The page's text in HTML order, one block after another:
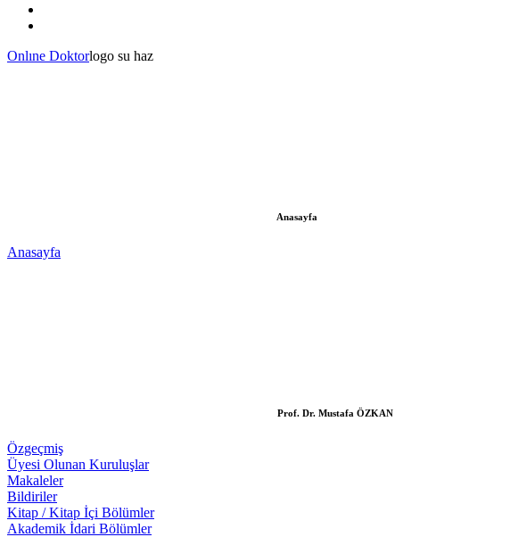
Onlıne Doktorlogo su haz
Anasayfa
Anasayfa
Prof. Dr. Mustafa ÖZKAN
Özgeçmiş
Üyesi Olunan Kuruluşlar
Makaleler
Bildiriler
Kitap / Kitap İçi Bölümler
Akademik İdari Bölümler